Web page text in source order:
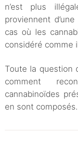
n’est plus
proviennent
cas où les
considéré comme
Toute la question
comment
cannabinoïdes
en sont